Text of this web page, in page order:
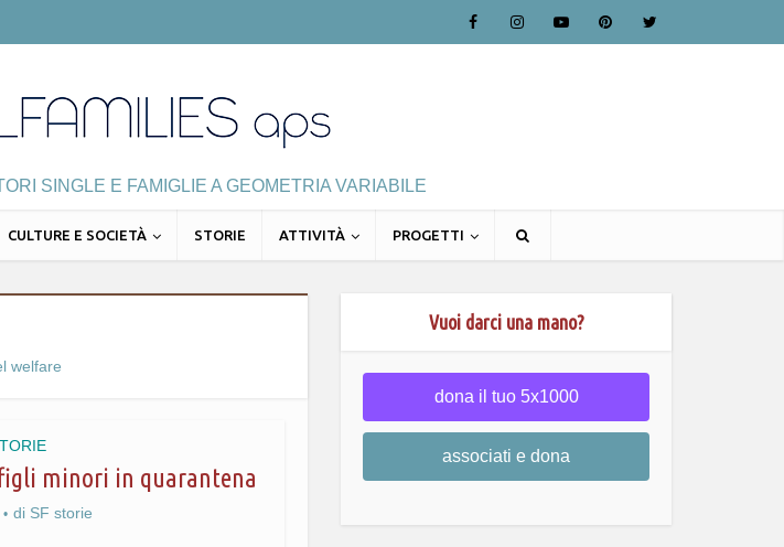
SINGLE E FAMIGLIE A GEOMETRIA VARIABILE
CULTURE E SOCIETÀ STORIE ATTIVITÀ PROGETTI
welfare
minori in quarantena
di SF storie
Vuoi darci una mano?
dona il tuo 5x1000
associati e dona